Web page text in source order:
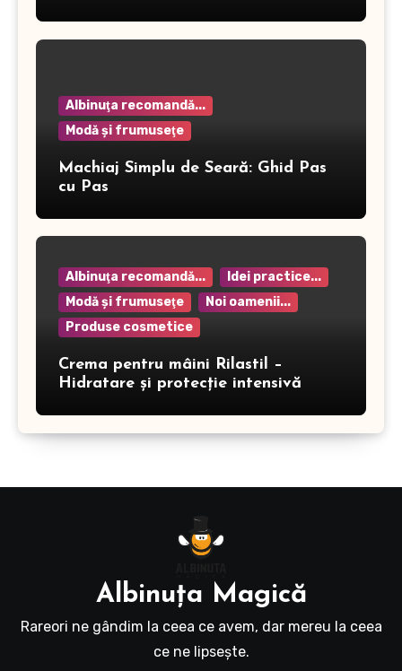
Albinuţa recomandă...
Modă şi frumuseţe
Machiaj Simplu de Seară: Ghid Pas
cu Pas
Albinuţa recomandă...
Idei practice...
Modă şi frumuseţe
Noi oamenii...
Produse cosmetice
Crema pentru mâini Rilastil –
Hidratare și protecție intensivă
Albinuţa Magică
Rareori ne gândim la ceea ce avem, dar mereu la ceea
ce ne lipseşte.